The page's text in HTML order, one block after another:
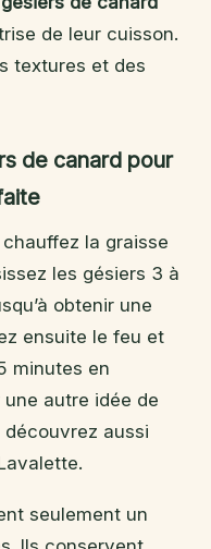
de leur cuisson.
textures et des
de canard pour
la graisse
les gésiers 3 à
obtenir une
ensuite le feu et
minutes en
autre idée de
aussi
seulement un